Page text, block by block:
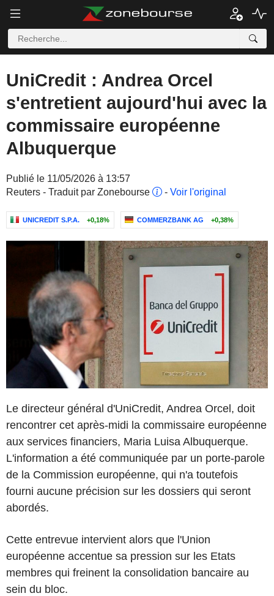
UniCredit : Andrea Orcel
s'entretient aujourd'hui avec la
commissaire européenne
Albuquerque
Publié le 11/05/2026 à 13:57
Reuters - Traduit par Zonebourse
- Voir l'original
UNICREDIT S.P.A. +0,18% COMMERZBANK AG +0,38%
Le directeur général d'UniCredit, Andrea Orcel, doit
rencontrer cet après-midi la commissaire européenne
aux services financiers, Maria Luisa Albuquerque.
L'information a été communiquée par un porte-parole
de la Commission européenne, qui n'a toutefois
fourni aucune précision sur les dossiers qui seront
abordés.
Cette entrevue intervient alors que l'Union
européenne accentue sa pression sur les Etats
membres qui freinent la consolidation bancaire au
sein du bloc.